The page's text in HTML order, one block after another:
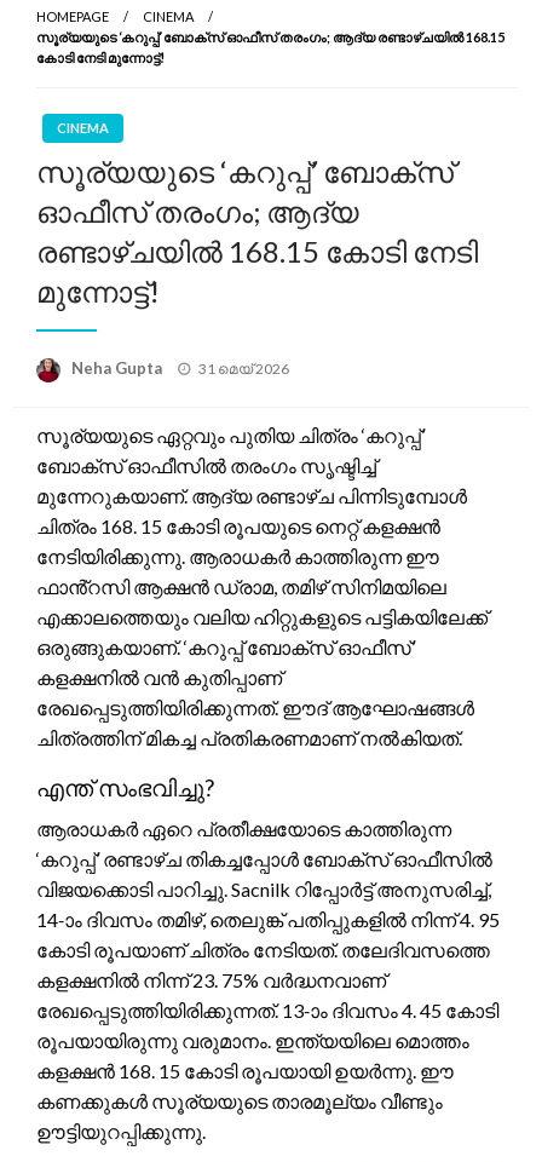
HOMEPAGE
CINEMA
സൂര്യയുടെ ‘കറുപ്പ്’ ബോക്സ് ഓഫീസ് തരംഗം; ആദ്യ രണ്ടാഴ്ചയിൽ 168.15
കോടി നേടി മുന്നോട്ട്!
CINEMA
സൂര്യയുടെ ‘കറുപ്പ്’ ബോക്സ്
ഓഫീസ് തരംഗം; ആദ്യ
രണ്ടാഴ്ചയിൽ 168.15 കോടി നേടി
മുന്നോട്ട്!
Neha Gupta
Posted
31 മെയ്‌ 2026
സൂര്യയുടെ ഏറ്റവും പുതിയ ചിത്രം ‘കറുപ്പ്’
ബോക്സ് ഓഫീസിൽ തരംഗം സൃഷ്ടിച്ച്
മുന്നേറുകയാണ്. ആദ്യ രണ്ടാഴ്ച പിന്നിടുമ്പോൾ
ചിത്രം 168. 15 കോടി രൂപയുടെ നെറ്റ് കളക്ഷൻ
നേടിയിരിക്കുന്നു. ആരാധകർ കാത്തിരുന്ന ഈ
ഫാൻ്റസി ആക്ഷൻ ഡ്രാമ, തമിഴ് സിനിമയിലെ
എക്കാലത്തെയും വലിയ ഹിറ്റുകളുടെ പട്ടികയിലേക്ക്
ഒരുങ്ങുകയാണ്. ‘കറുപ്പ് ബോക്സ് ഓഫീസ്’
കളക്ഷനിൽ വൻ കുതിപ്പാണ്
രേഖപ്പെടുത്തിയിരിക്കുന്നത്. ഈദ് ആഘോഷങ്ങൾ
ചിത്രത്തിന് മികച്ച പ്രതികരണമാണ് നൽകിയത്.
എന്ത് സംഭവിച്ചു?
ആരാധകർ ഏറെ പ്രതീക്ഷയോടെ കാത്തിരുന്ന
‘കറുപ്പ്’ രണ്ടാഴ്ച തികച്ചപ്പോൾ ബോക്സ് ഓഫീസിൽ
വിജയക്കൊടി പാറിച്ചു. Sacnilk റിപ്പോർട്ട് അനുസരിച്ച്,
14-ാം ദിവസം തമിഴ്, തെലുങ്ക് പതിപ്പുകളിൽ നിന്ന് 4. 95
കോടി രൂപയാണ് ചിത്രം നേടിയത്. തലേദിവസത്തെ
കളക്ഷനിൽ നിന്ന് 23. 75% വർദ്ധനവാണ്
രേഖപ്പെടുത്തിയിരിക്കുന്നത്. 13-ാം ദിവസം 4. 45 കോടി
രൂപയായിരുന്നു വരുമാനം. ഇന്ത്യയിലെ മൊത്തം
കളക്ഷൻ 168. 15 കോടി രൂപയായി ഉയർന്നു. ഈ
കണക്കുകൾ സൂര്യയുടെ താരമൂല്യം വീണ്ടും
ഊട്ടിയുറപ്പിക്കുന്നു.